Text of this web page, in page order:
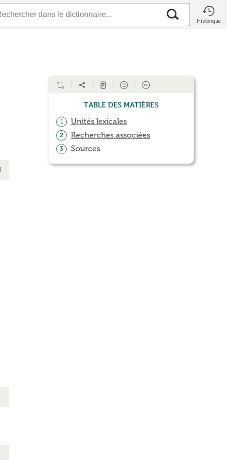
Historique
Table des matières
1 Unités lexicales
2 Recherches associées
3 Sources